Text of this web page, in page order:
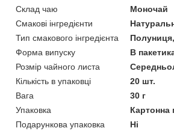
Склад чаю
Моночай
Смакові інгредієнти
Тип смакового інгредієнта
Форма випуску
В
Розмір чайного листа
Кількість в упаковці
20 шт.
Вага
30 г
Упаковка
Картонна
Подарункова упаковка
Ні